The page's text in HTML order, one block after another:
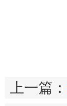
上一篇：